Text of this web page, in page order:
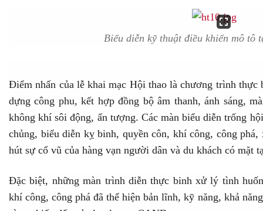
Biểu diễn kỹ thuật điều khiển mô tô
Điểm nhấn của lễ khai mạc Hội thao là chương trình
dựng công phu, kết hợp đồng bộ âm thanh, ánh sáng,
không khí sôi động, ấn tượng. Các màn biểu diễn trống
chủng, biểu diễn kỵ binh, quyền côn, khí công, công
hút sự cổ vũ của hàng vạn người dân và du khách có mặt
Đặc biệt, những màn trình diễn thực binh xử lý tình
khí công, công phá đã thể hiện bản lĩnh, kỹ năng, khả